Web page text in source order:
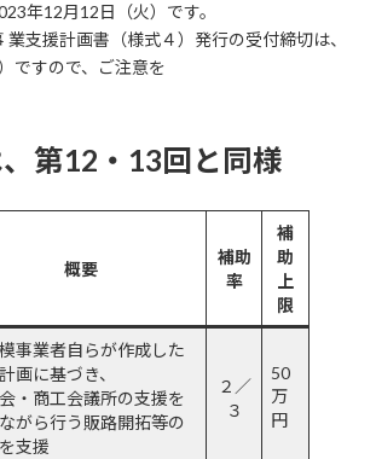
年12月12日（火）です。
支援計画書（様式４）発行の受付締切は、
ですので、ご注意を
第12・13回と同様
概要
補助
率
補
助
上
限
事業者自らが作成した
画に基づき、
・商工会議所の支援を
がら行う販路開拓等の
支援
２／
３
50
万
円